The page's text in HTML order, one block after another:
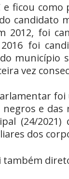
e ficou
candidato
2012, foi
foi
município
vez
e das
(24/
dos